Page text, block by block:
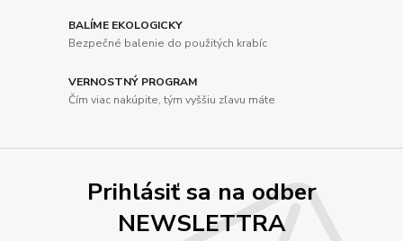
BALÍME EKOLOGICKY
Bezpečné balenie do použitých krabíc
VERNOSTNÝ PROGRAM
Čím viac nakúpite, tým vyššiu zľavu máte
Prihlásiť sa na odber
NEWSLETTRA